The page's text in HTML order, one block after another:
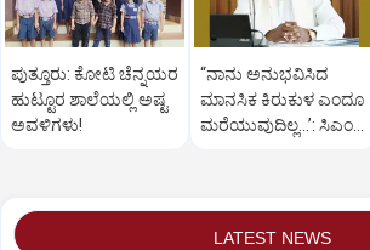
ಪುತ್ತೂರು: ಕೋಟಿ ಚೆನ್ನಯರ
ಹುಟ್ಟೂರ ಶಾಲೆಯಲ್ಲಿ ಅಷ್ಟ
ಅವಳಿಗಳು!
“ನಾನು ಅನುಭವಿಸಿದ
ಮಾನಸಿಕ ಕಿರುಕುಳ ಎಂದೂ
ಮರೆಯುವುದಿಲ್ಲ…’: ಸಿಎಂ
LATEST NEWS